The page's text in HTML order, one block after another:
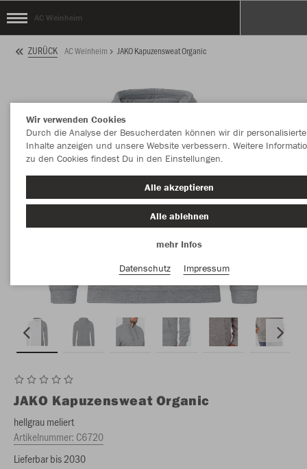
AC Weinheim
ZURÜCK AC Weinheim JAKO Kapuzensweat Organic
JAKO Kapuzensweat Organic
hellgrau meliert
Artikelnummer: C6720
Lieferbar bis 2030
Wir verwenden Cookies
Durch die Analyse der Besucherdaten können wir dir personalisierte
Inhalte anzeigen und unsere Website verbessern. Weitere
zu den Cookies findest Du in den Einstellungen.
Alle akzeptieren
Alle ablehnen
mehr Infos
Datenschutz
Impressum